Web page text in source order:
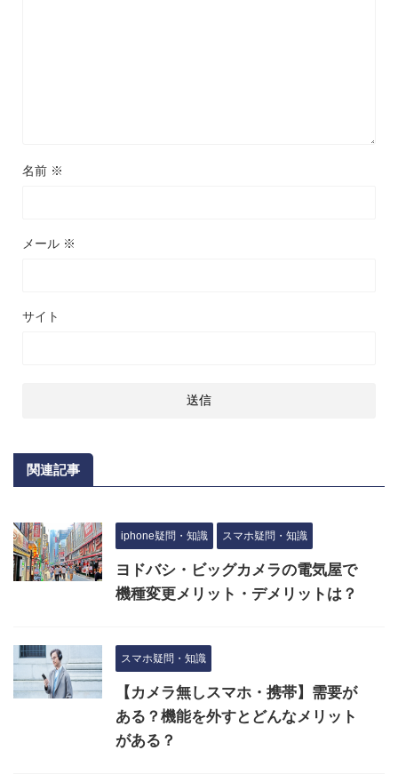
名前 ※
メール ※
サイト
関連記事
iphone疑問・知識 スマホ疑問・知識
ヨドバシ・ビッグカメラの電気屋で
機種変更メリット・デメリットは？
スマホ疑問・知識
【カメラ無しスマホ・携帯】需要が
ある？機能を外すとどんなメリット
がある？